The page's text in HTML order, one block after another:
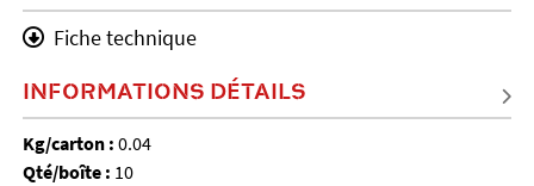
Fiche technique
INFORMATIONS DÉTAILS
Kg/carton : 0.04
Qté/boîte : 10